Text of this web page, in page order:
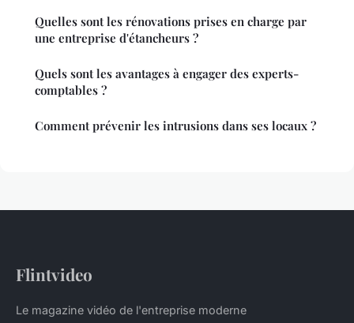
Quelles sont les rénovations prises en charge par
une entreprise d'étancheurs ?
Quels sont les avantages à engager des experts-
comptables ?
Comment prévenir les intrusions dans ses locaux ?
Flintvideo
Le magazine vidéo de l'entreprise moderne